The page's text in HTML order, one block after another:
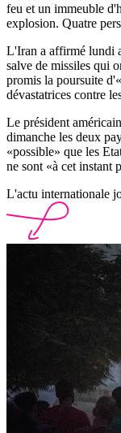
feu et un immeuble
explosion. Quatre
L'Iran a affirmé lundi
salve de missiles qui
promis la poursuite
dévastatrices contre
Le président
dimanche les deux
«possible» que les
ne sont «à cet instant
L'actu internationale